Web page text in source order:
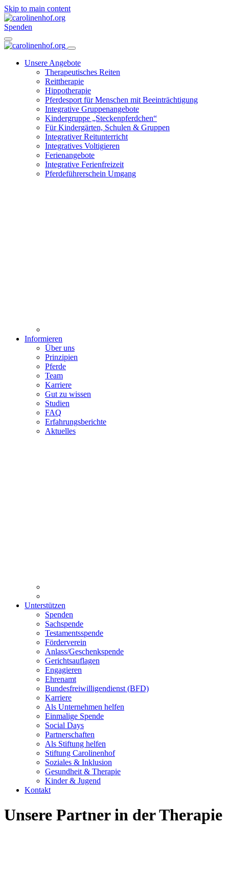
Skip to main content
Spenden
Unsere Angebote
Therapeutisches Reiten
Reittherapie
Hippotherapie
Pferdesport für Menschen mit Beeinträchtigung
Integrative Gruppenangebote
Kindergruppe „Steckenpferdchen“
Für Kindergärten, Schulen & Gruppen
Integrativer Reitunterricht
Integratives Voltigieren
Ferienangebote
Integrative Ferienfreizeit
Pferdeführerschein Umgang
Informieren
Über uns
Prinzipien
Pferde
Team
Karriere
Gut zu wissen
Studien
FAQ
Erfahrungsberichte
Aktuelles
Unterstützen
Spenden
Sachspende
Testamentsspende
Förderverein
Anlass/Geschenkspende
Gerichtsauflagen
Engagieren
Ehrenamt
Bundesfreiwilligendienst (BFD)
Karriere
Als Unternehmen helfen
Einmalige Spende
Social Days
Partnerschaften
Als Stiftung helfen
Stiftung Carolinenhof
Soziales & Inklusion
Gesundheit & Therapie
Kinder & Jugend
Kontakt
Unsere Partner in der Therapie